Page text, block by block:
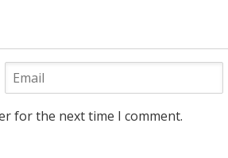
for the next time I comment.